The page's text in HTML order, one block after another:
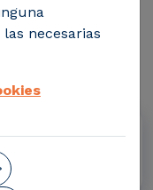
del
2017
necesarias